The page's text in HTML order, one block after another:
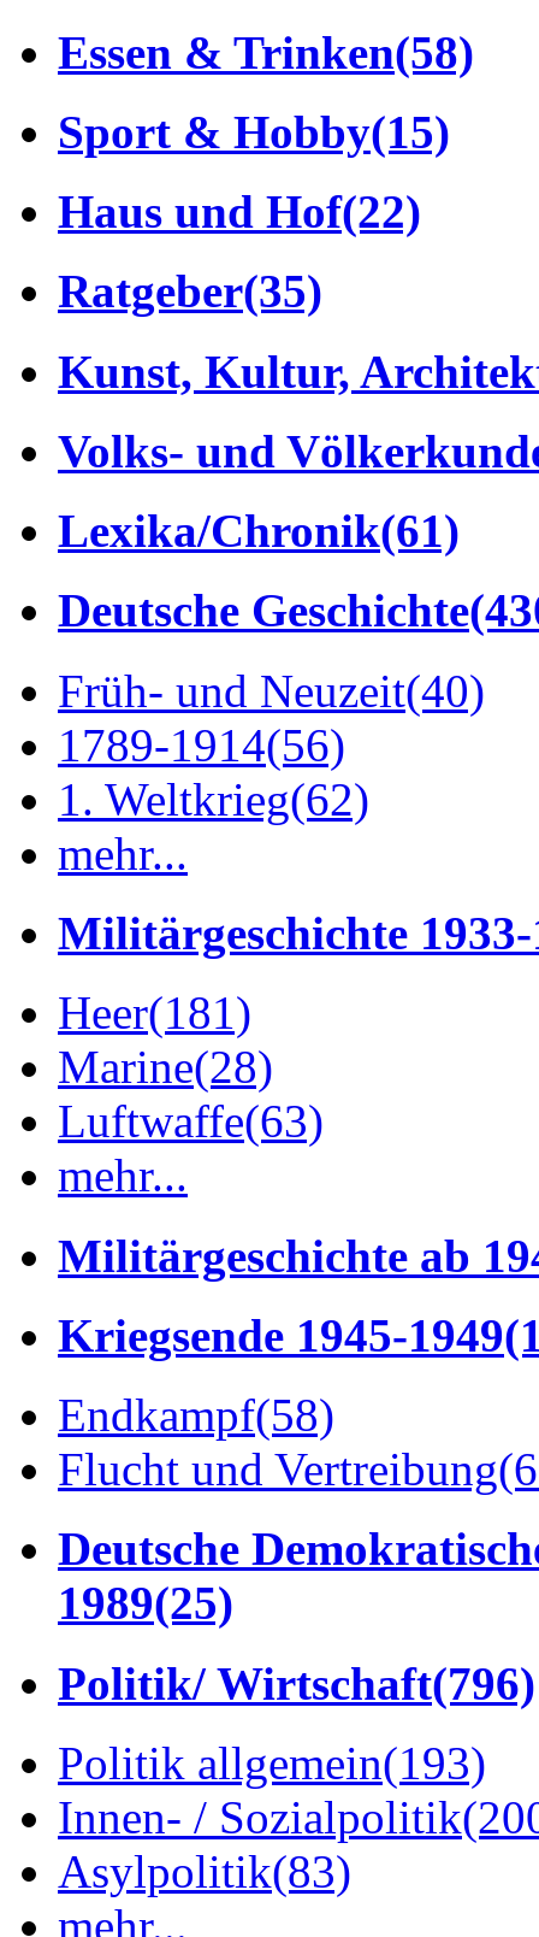
Essen & Trinken(58)
Sport & Hobby(15)
Haus und Hof(22)
Ratgeber(35)
Kunst, Kultur,
Volks- und
Lexika/Chronik(61)
Deutsche Geschichte
Früh- und Neuzeit(40)
1789-1914(56)
1. Weltkrieg(62)
mehr...
Militärgeschichte 1933-
Heer(181)
Marine(28)
Luftwaffe(63)
mehr...
Militärgeschichte ab
Kriegsende 1945-1949
Endkampf(58)
Flucht und Vertreibung
Deutsche
1989(25)
Politik/ Wirtschaft(796)
Politik allgemein(193)
Innen- / Sozialpolitik
Asylpolitik(83)
mehr...